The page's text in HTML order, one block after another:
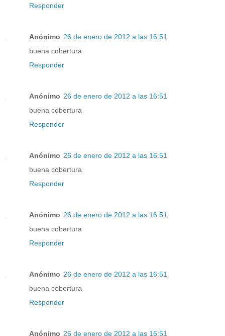
Responder
Anónimo 26 de enero de 2012 a las 16:51
buena cobertura
Responder
Anónimo 26 de enero de 2012 a las 16:51
buena cobertura
Responder
Anónimo 26 de enero de 2012 a las 16:51
buena cobertura
Responder
Anónimo 26 de enero de 2012 a las 16:51
buena cobertura
Responder
Anónimo 26 de enero de 2012 a las 16:51
buena cobertura
Responder
Anónimo 26 de enero de 2012 a las 16:51